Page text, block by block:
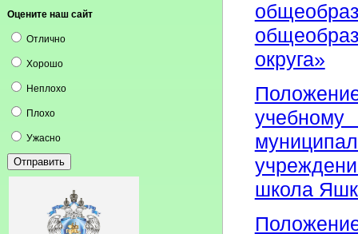
Оцените наш сайт
Отлично
Хорошо
Неплохо
Плохо
Ужасно
округа»
школа